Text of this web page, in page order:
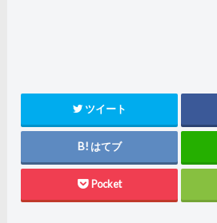
ツイート
はてブ
Pocket